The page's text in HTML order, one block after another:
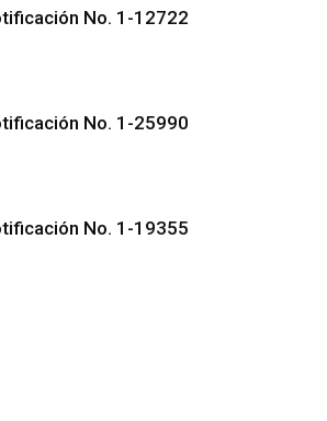
No. 1-12722
No. 1-25990
No. 1-19355